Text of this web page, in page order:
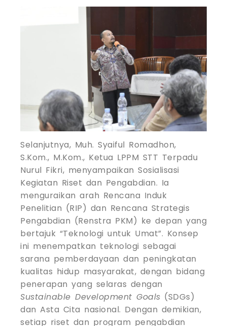
Selanjutnya, Muh. Syaiful Romadhon,
S.Kom., M.Kom., Ketua LPPM STT Terpadu
Nurul Fikri, menyampaikan Sosialisasi
Kegiatan Riset dan Pengabdian. Ia
menguraikan arah Rencana Induk
Penelitian (RIP) dan Rencana Strategis
Pengabdian (Renstra PKM) ke depan yang
bertajuk “Teknologi untuk Umat”. Konsep
ini menempatkan teknologi sebagai
sarana pemberdayaan dan peningkatan
kualitas hidup masyarakat, dengan bidang
penerapan yang selaras dengan
Sustainable Development Goals (SDGs)
dan Asta Cita nasional. Dengan demikian,
setiap riset dan program pengabdian